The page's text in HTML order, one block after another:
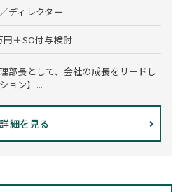
ディレクター
円＋SO付与検討
部長として、会社の成長をリードし
ョン】...
詳細を見る